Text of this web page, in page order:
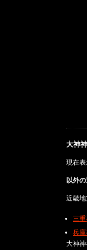
大神
現在
以外
近畿
三
兵
大神